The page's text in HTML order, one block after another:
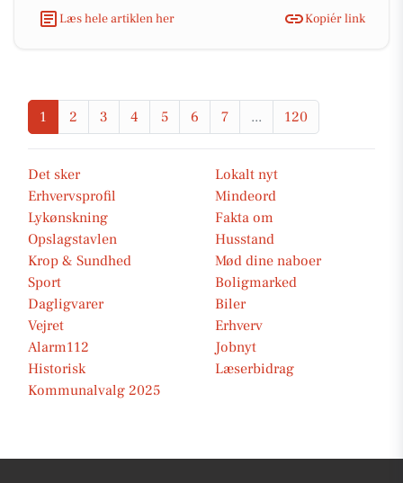
Læs hele artiklen her Kopiér link
1 2 3 4 5 6 7 ... 120
Det sker
Lokalt nyt
Erhvervsprofil
Mindeord
Lykønskning
Fakta om
Opslagstavlen
Husstand
Krop & Sundhed
Mød dine naboer
Sport
Boligmarked
Dagligvarer
Biler
Vejret
Erhverv
Alarm112
Jobnyt
Historisk
Læserbidrag
Kommunalvalg 2025